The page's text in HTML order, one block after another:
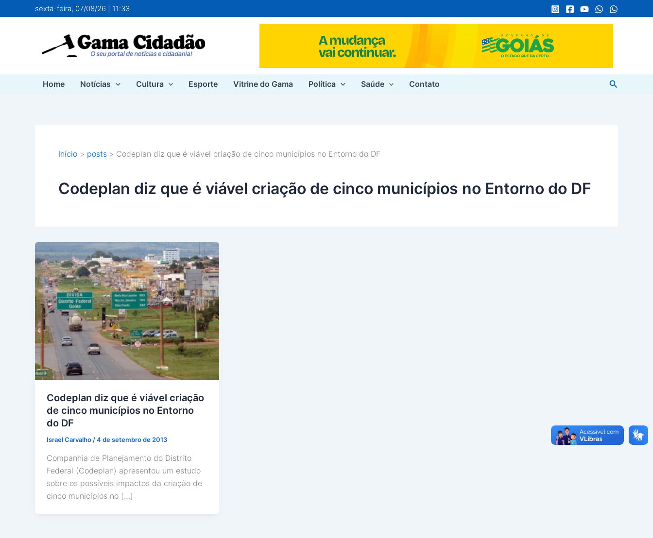
para
sexta-feira, 07/08/26 | 11:33
Home Notícias Cultura Esporte Vitrine do Gama Política Saúde Contato Pesquisar
Início posts Codeplan diz que é viável criação de cinco municípios no Entorno do DF
Codeplan diz que é viável criação de cinco municípios no Entorno do DF
Codeplan diz que é viável criação
de cinco municípios no Entorno
do DF
Israel Carvalho /4 de setembro de 2013
Companhia de Planejamento do Distrito
Federal (Codeplan) apresentou um estudo
sobre os possíveis impactos da criação de
cinco municípios no […]